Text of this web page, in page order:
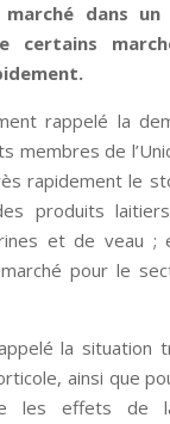
dans
certains
rappelé la
membres de
rapidement le
produits
et de veau ;
pour le
la situation
ainsi que
les effets de